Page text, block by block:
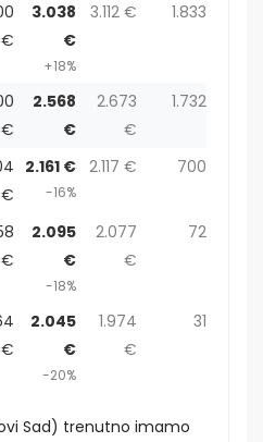
€
3.038
€
+18%
3.112 € 1.833
€
2.568
€
2.673
€
1.732
€
2.161 €
-16%
2.117 € 700
€
2.095
€
-18%
2.077
€
72
€
2.045
€
-20%
1.974
€
31
Sad) trenutno imamo